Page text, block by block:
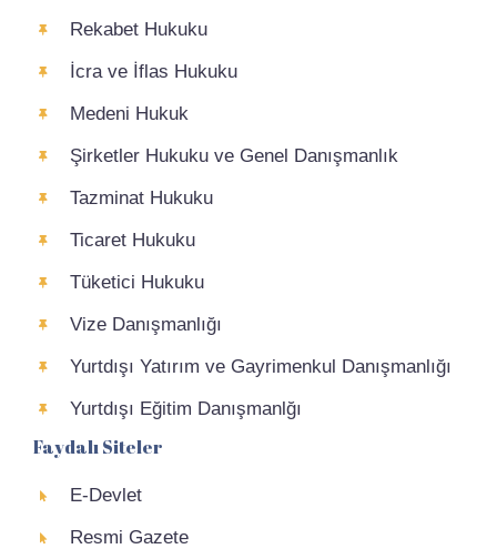
Rekabet Hukuku
İcra ve İflas Hukuku
Medeni Hukuk
Şirketler Hukuku ve Genel Danışmanlık
Tazminat Hukuku
Ticaret Hukuku
Tüketici Hukuku
Vize Danışmanlığı
Yurtdışı Yatırım ve Gayrimenkul Danışmanlığı
Yurtdışı Eğitim Danışmanlğı
Faydalı Siteler
E-Devlet
Resmi Gazete